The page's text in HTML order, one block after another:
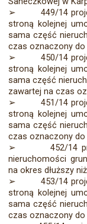
➢
449/14
stroną kolejnej
sama część
czas oznaczony do
➢
450/14
stroną kolejnej
sama część
zawartej na czas
➢
451/14
stroną kolejnej
sama część
czas oznaczony do
➢
452/14
nieruchomości
na okres dłuższy
➢
453/14
stroną kolejnej
sama część
czas oznaczony do